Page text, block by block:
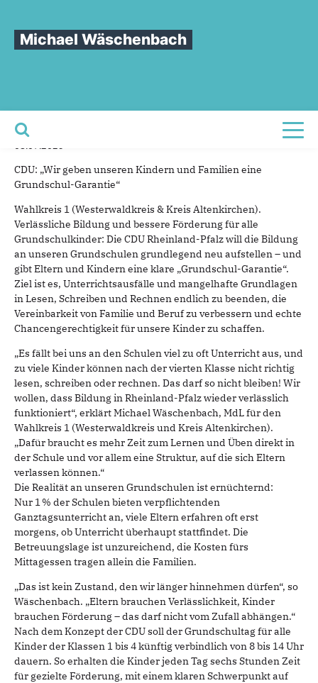
Michael Wäschenbach
Sie sind hier
Grundschul-Garantie“
08.07.2025
CDU: „Wir geben unseren Kindern und Familien eine
Grundschul-Garantie“
Wahlkreis 1 (Westerwaldkreis & Kreis Altenkirchen).
Verlässliche Bildung und bessere Förderung für alle
Grundschulkinder: Die CDU Rheinland-Pfalz will die Bildung
an unseren Grundschulen grundlegend neu aufstellen – und
gibt Eltern und Kindern eine klare „Grundschul-Garantie“.
Ziel ist es, Unterrichtsausfälle und mangelhafte Grundlagen
in Lesen, Schreiben und Rechnen endlich zu beenden, die
Vereinbarkeit von Familie und Beruf zu verbessern und echte
Chancengerechtigkeit für unsere Kinder zu schaffen.
„Es fällt bei uns an den Schulen viel zu oft Unterricht aus, und
zu viele Kinder können nach der vierten Klasse nicht richtig
lesen, schreiben oder rechnen. Das darf so nicht bleiben! Wir
wollen, dass Bildung in Rheinland-Pfalz wieder verlässlich
funktioniert“, erklärt Michael Wäschenbach, MdL für den
Wahlkreis 1 (Westerwaldkreis und Kreis Altenkirchen).
„Dafür braucht es mehr Zeit zum Lernen und Üben direkt in
der Schule und vor allem eine Struktur, auf die sich Eltern
verlassen können.“
Die Realität an unseren Grundschulen ist ernüchternd:
Nur 1 % der Schulen bieten verpflichtenden
Ganztagsunterricht an, viele Eltern erfahren oft erst
morgens, ob Unterricht überhaupt stattfindet. Die
Betreuungslage ist unzureichend, die Kosten fürs
Mittagessen tragen allein die Familien.
„Das ist kein Zustand, den wir länger hinnehmen dürfen“, so
Wäschenbach. „Eltern brauchen Verlässlichkeit, Kinder
brauchen Förderung – das darf nicht vom Zufall abhängen.“
Nach dem Konzept der CDU soll der Grundschultag für alle
Kinder der Klassen 1 bis 4 künftig verbindlich von 8 bis 14 Uhr
dauern. So erhalten die Kinder jeden Tag sechs Stunden Zeit
für gezielte Förderung, mit einem klaren Schwerpunkt auf